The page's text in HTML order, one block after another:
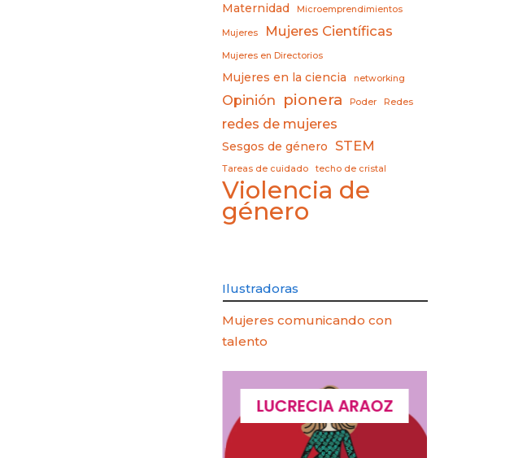
Maternidad Microemprendimientos
Mujeres Mujeres Científicas
Mujeres en Directorios
Mujeres en la ciencia networking
Opinión pionera Poder Redes
redes de mujeres
Sesgos de género STEM
Tareas de cuidado techo de cristal
Violencia de
género
Ilustradoras
Mujeres comunicando con
talento
LUCRECIA ARAOZ